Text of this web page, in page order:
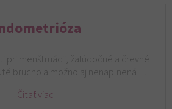
pri menštruácii, žalúdočné a črevné
brucho a možno aj nenaplnená…
Čítať viac